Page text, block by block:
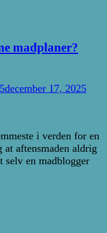
madplaner?
december 17, 2025
i verden for en
aftensmaden aldrig
selv en madblogger